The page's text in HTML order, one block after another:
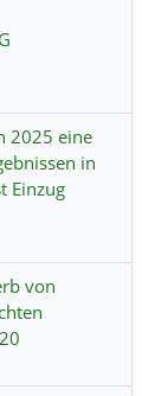
2025 eine
in
Einzug
von